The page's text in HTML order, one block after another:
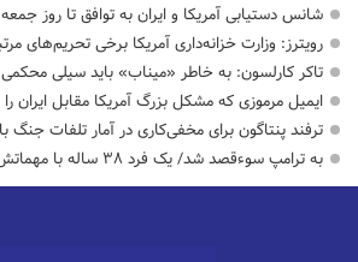
شانس دستیابی آمریکا و ایران به توافق تا روز جمعه ۵۰-۵۰ است
رویترز: وزارت خزانه‌داری آمریکا برخی تحریم‌های
تاکر کارلسون: به خاطر «میناب» باید سیلی
ایمیل مرموزی که مشکل بزرگ آمریکا مقابل ایران
ترفند پنتاگون برای مخفی‌کاری در آمار تلفات جنگ
به ترامپ سوءقصد شد/ یک فرد ۳۸ ساله با مهماتش دستگیر شد